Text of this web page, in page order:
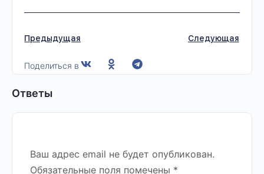
Предыдущая Следующая
Поделиться в
Ответы
Ваш адрес email не будет опубликован.
Обязательные поля помечены *